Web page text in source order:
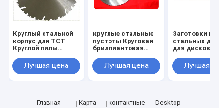
Круглый стальной
корпус для TCT
Круглой пилы
мм х 30 мм Z=24
Лучшая цена
круглые стальные
пустоты Круговая
бриллиантовая
вольфрамовая
карбидная
диаметра 230 мм до
Лучшая цена
Заготовки
стальных
для
x 2,0 мм x 30
Z=24
Лучшая
Главная
Карта
контактные
Desktop